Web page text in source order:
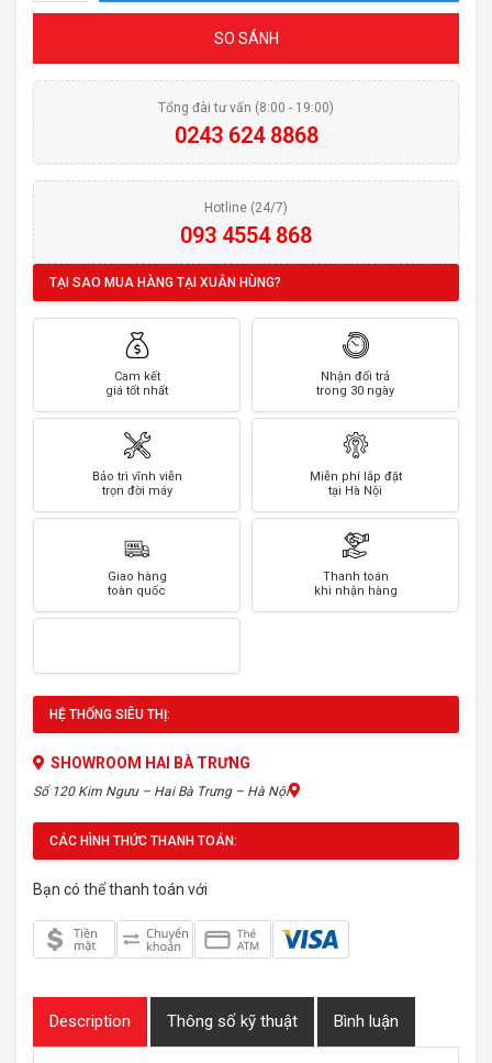
SO SÁNH
Tổng đài tư vấn (8:00 - 19:00)
0243 624 8868
Hotline (24/7)
093 4554 868
TẠI SAO MUA HÀNG TẠI XUÂN HÙNG?
Cam kết
giá tốt nhất
Nhận đổi trả
trong 30 ngày
Bảo trì vĩnh viễn
trọn đời máy
Miễn phí lắp đặt
tại Hà Nội
Giao hàng
toàn quốc
Thanh toán
khi nhận hàng
HỆ THỐNG SIÊU THỊ:
SHOWROOM HAI BÀ TRƯNG
Số 120 Kim Ngưu – Hai Bà Trưng – Hà Nội
CÁC HÌNH THỨC THANH TOÁN:
Bạn có thể thanh toán với
Description Thông số kỹ thuật Bình luận